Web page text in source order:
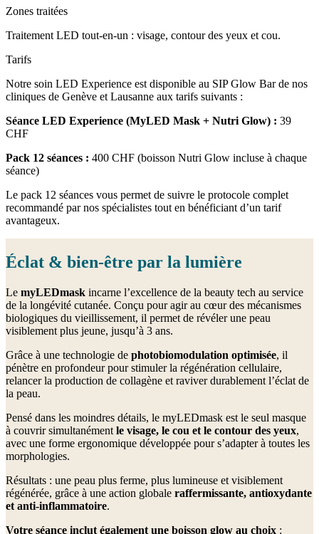
Zones traitées
Traitement LED tout-en-un : visage, contour des yeux et cou.
Tarifs
Notre soin LED Experience est disponible au SIP Glow Bar de nos
cliniques de Genève et Lausanne aux tarifs suivants :
Séance LED Experience (MyLED Mask + Nutri Glow) : 39
CHF
Pack 12 séances : 400 CHF (boisson Nutri Glow incluse à chaque
séance)
Le pack 12 séances vous permet de suivre le protocole complet
recommandé par nos spécialistes tout en bénéficiant d’un tarif
avantageux.
Éclat & bien-être par la lumière
Le myLEDmask incarne l’excellence de la beauty tech au service
de la longévité cutanée. Conçu pour agir au cœur des mécanismes
biologiques du vieillissement, il permet de révéler une peau
visiblement plus jeune, jusqu’à 3 ans.
Grâce à une technologie de photobiomodulation optimisée, il
pénètre en profondeur pour stimuler la régénération cellulaire,
relancer la production de collagène et raviver durablement l’éclat de
la peau.
Pensé dans les moindres détails, le myLEDmask est le seul masque
à couvrir simultanément le visage, le cou et le contour des yeux,
avec une forme ergonomique développée pour s’adapter à toutes les
morphologies.
Résultats : une peau plus ferme, plus lumineuse et visiblement
régénérée, grâce à une action globale raffermissante, antioxydante
et anti-inflammatoire.
Votre séance inclut également une boisson glow au choix :